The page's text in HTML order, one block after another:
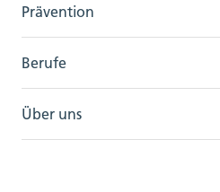
Prävention
Berufe
Über uns